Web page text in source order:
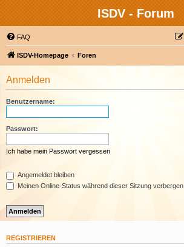
ISDV - Forum
FAQ
ISDV-Homepage Foren
Anmelden
Benutzername:
Passwort:
Ich habe mein Passwort vergessen
Angemeldet bleiben
Meinen Online-Status während dieser Sitzung verbergen
REGISTRIEREN